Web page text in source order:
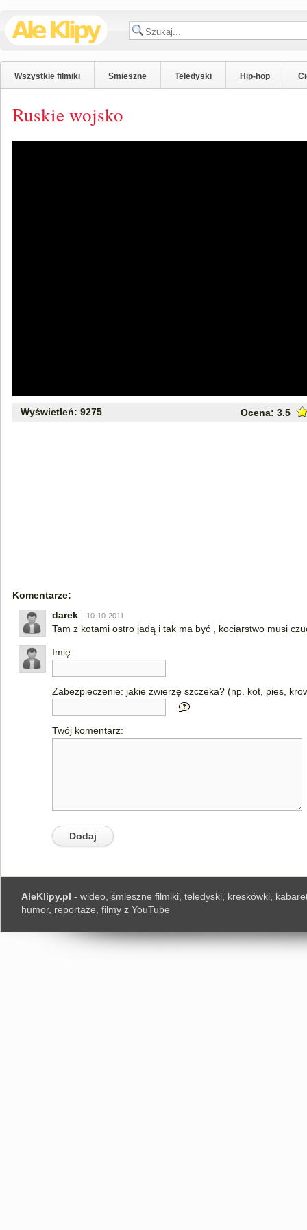
Wszystkie filmiki Smieszne Teledyski Hip-hop
Ruskie wojsko
Wyświetleń: 9275 Ocena: 3.5
Komentarze:
darek
10-10-2011
Tam z kotami ostro jadą i tak ma być , kociarstwo musi
Imię:
Zabezpieczenie: jakie zwierzę szczeka? (np. kot, pies,
Twój komentarz:
AleKlipy.pl - wideo, śmieszne filmiki, teledyski, kreskówki,
humor, reportaże, filmy z YouTube